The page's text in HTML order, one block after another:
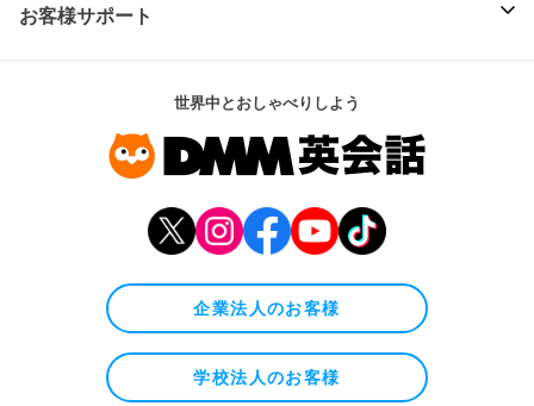
お客様サポート
世界中とおしゃべりしよう
企業法人のお客様
学校法人のお客様